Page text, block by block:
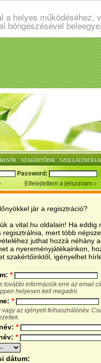
a helyes
böngészésével
: SZAKÉRTŐINK :
Password:
Elfelejtettem a jelszavam
jár a regisztráció?
a vital.hu oldalain! Ha eddig
regisztrálnia, mert több
juthat hozzá néhány
a nyereményjátékainkon,
szakértőinktől, igényelhet
*
további információk erre az email
helyesen kell megadni.
*
vagy az igényelt felhasználónév.
*
*
dátum: